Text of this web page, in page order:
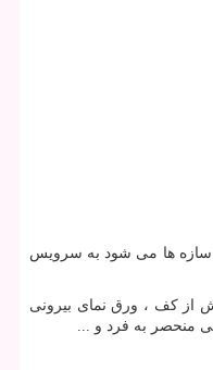
سازه ها می شود به سرویس
از کف ، ورق نمای بیرونی